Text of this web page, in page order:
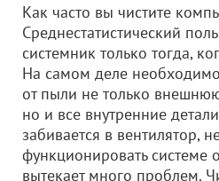
Как часто вы чистите
Среднестатистический
системник только тогда,
На самом деле
от пыли не только
но и все внутренние
забивается в вентилятор,
функционировать системе
вытекает много проблем.